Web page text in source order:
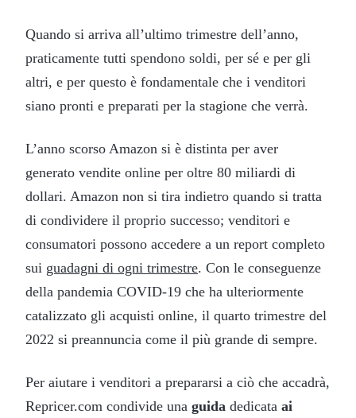
Quando si arriva all’ultimo trimestre dell’anno,
praticamente tutti spendono soldi, per sé e per gli
altri, e per questo è fondamentale che i venditori
siano pronti e preparati per la stagione che verrà.
L’anno scorso Amazon si è distinta per aver
generato vendite online per oltre 80 miliardi di
dollari. Amazon non si tira indietro quando si tratta
di condividere il proprio successo; venditori e
consumatori possono accedere a un report completo
sui guadagni di ogni trimestre. Con le conseguenze
della pandemia COVID-19 che ha ulteriormente
catalizzato gli acquisti online, il quarto trimestre del
2022 si preannuncia come il più grande di sempre.
Per aiutare i venditori a prepararsi a ciò che accadrà,
Repricer.com condivide una guida dedicata ai